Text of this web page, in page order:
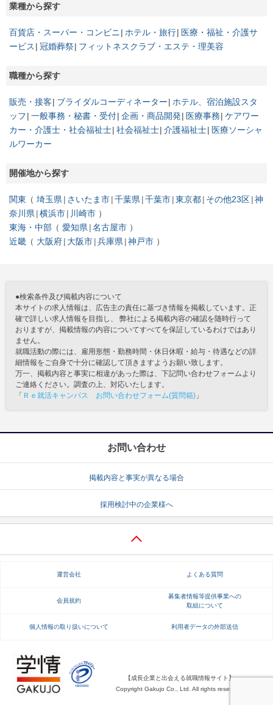
業種から探す
百貨店・スーパー・コンビニ ホテル・旅行
医療・福祉・介護サ
ービス
冠婚葬祭 フィットネスクラブ・エステ・理美容
職種から探す
販売・接客 ブライダルコーディネーター
ホテル、宿泊施設スタ
ッフ 一般事務・秘書・受付 企画・商品開発 医療事務 ケアワー
カー・介護士・社会福祉士 社会福祉士 介護福祉士
医療ソーシャ
ルワーカー
開催地から探す
関東 埼玉県 さいたま市 千葉県 千葉市 東京都 その他23区 神
奈川県 横浜市
川崎市
東海・中部
愛知県 名古屋市
近畿
大阪府 大阪市 兵庫県 神戸市
●検索条件及び掲載内容について
本サイトの求人情報は、広告主の責任に基づき情報を掲載しています。正
確で詳しい求人情報を目指し、 弊社による掲載内容の確認を随時行って
おりますが、掲載情報の内容についてすべてを保証しているわけではあり
ません。
就職活動の際には、雇用形態・勤務時間・休日休暇・給与・待遇などの詳
細情報をご自身で十分に確認して頂きますようお願い致します。
万一、掲載内容と事実に相違があった際は、下記問い合わせフォームより
ご連絡ください。調査の上、対応いたします。
「 Ｒｅ就活キャンパス お問い合わせフォーム(質問箱) 」
お問い合わせ
掲載内容と事実が異なる場合
採用検討中の企業様へ
運営会社 よくある質問
会員規約
募集者情報等提供事業への
取組について
個人情報の取り扱いについて 利用者データの外部送信
【成長企業と出会える就職情報サイト】
Copyright Gakujo Co., Ltd. All rights reserved.